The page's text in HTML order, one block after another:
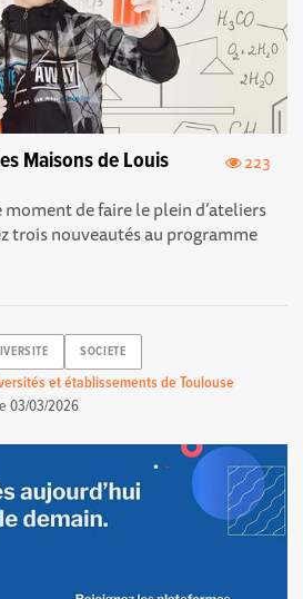
223
Maisons de Louis
moment de faire le plein d’ateliers
trois nouveautés au programme
SOCIETE
et établissements de Toulouse
03/03/2026